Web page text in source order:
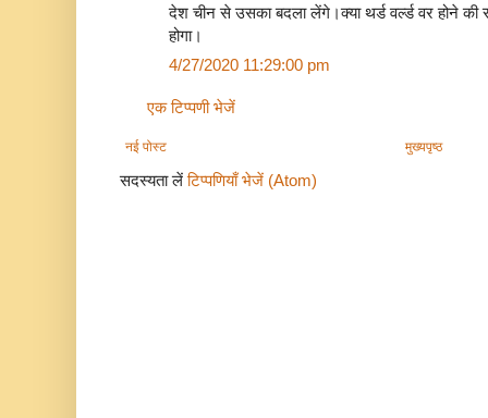
देश चीन से उसका बदला लेंगे।क्या थर्ड वर्ल्ड वर होने की
होगा।
4/27/2020 11:29:00 pm
एक टिप्पणी भेजें
नई पोस्ट मुख्यपृष्ठ
सदस्यता लेंटिप्पणियाँ भेजें (Atom)